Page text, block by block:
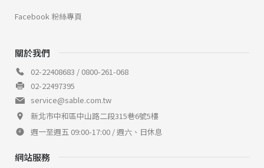
關於我們
02-22408683 / 0800-261-068
02-22497395
service@sable.com.tw
新北市中和區中山路二段315巷6號5樓
週一至週五 09:00-17:00 / 週六、日休息
網站服務
Facebook 粉絲專頁